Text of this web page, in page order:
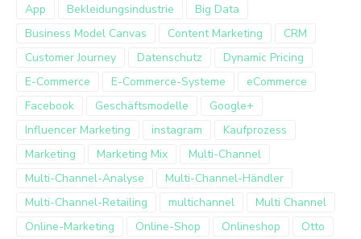
App Bekleidungsindustrie
Big Data
Business Model Canvas
Content Marketing
CRM
Customer Journey
Datenschutz
Dynamic Pricing
E-Commerce
E-Commerce-Systeme
eCommerce
Facebook
Geschäftsmodelle
Google+
Influencer Marketing
instagram
Kaufprozess
Marketing
Marketing Mix
Multi-Channel
Multi-Channel-Analyse
Multi-Channel-Händler
Multi-Channel-Retailing
multichannel
Multi Channel
Online-Marketing
Online-Shop Onlineshop
Otto